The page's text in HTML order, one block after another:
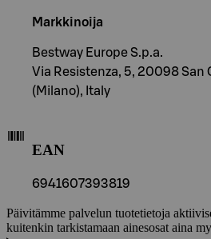
Markkinoija
Bestway Europe S.p.a.
Via Resistenza, 5, 20098 San
(Milano), Italy
EAN
6941607393819
Päivitämme palvelun tuotetietoja
kuitenkin tarkistamaan ainesosat aina